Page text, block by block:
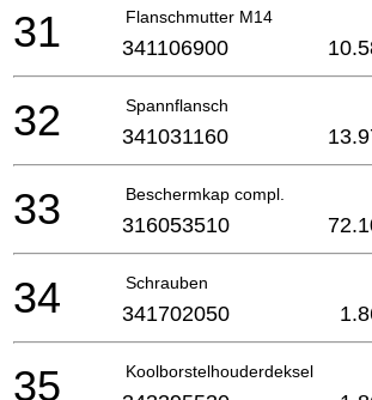
Flanschmutter M14
31 341106900
Spannflansch
32 341031160
Beschermkap compl.
33 316053510
Schrauben
34 341702050
Koolborstelhouderdeksel
35